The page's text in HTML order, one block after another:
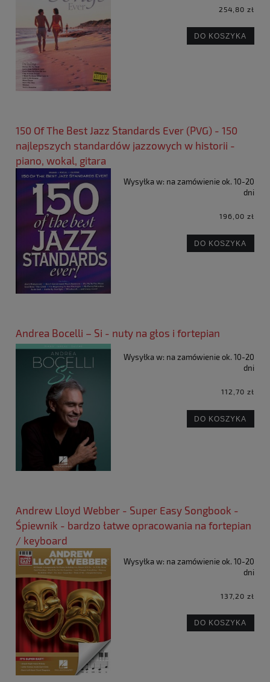
254,80 zł
DO KOSZYKA
150 Of The Best Jazz Standards Ever (PVG) - 150
najlepszych standardów jazzowych w historii -
piano, wokal, gitara
Wysyłka w: na zamówienie ok. 10-20
dni
196,00 zł
DO KOSZYKA
Andrea Bocelli – Si - nuty na głos i fortepian
Wysyłka w: na zamówienie ok. 10-20
dni
112,70 zł
DO KOSZYKA
Andrew Lloyd Webber - Super Easy Songbook -
Śpiewnik - bardzo łatwe opracowania na fortepian
/ keyboard
Wysyłka w: na zamówienie ok. 10-20
dni
137,20 zł
DO KOSZYKA